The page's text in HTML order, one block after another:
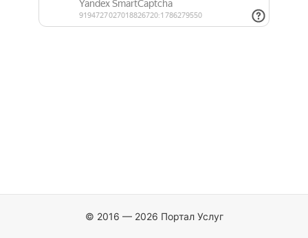
© 2016 — 2026 Портал Услуг